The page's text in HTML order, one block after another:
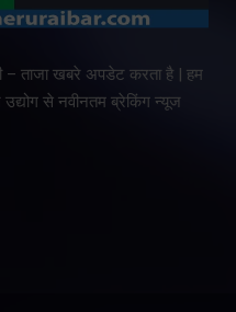
– ताजा खबरे अपडेट करता है | हम
से नवीनतम ब्रेकिंग न्यूज